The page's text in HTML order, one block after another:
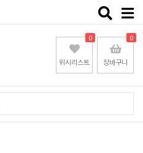
Toggle
위시리스트
0
장바구니
0